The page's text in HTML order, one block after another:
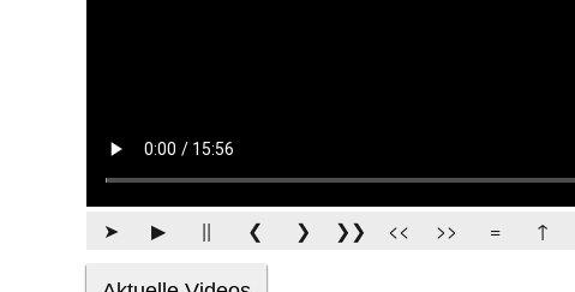
➤ ▶ || ❮ ❯ ❯❯ << >> = ↑